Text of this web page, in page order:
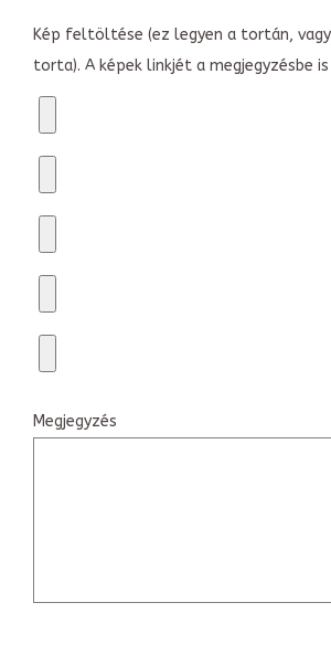
Kép feltöltése (ez legyen a tortán,
torta). A képek linkjét a megjegyzésbe
Megjegyzés